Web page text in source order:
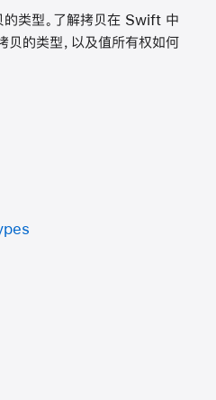
类型。了解拷贝在 Swift 中
贝的类型，以及值所有权如何